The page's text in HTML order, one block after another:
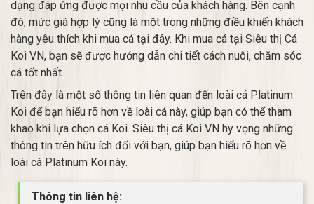
dạng đáp ứng được mọi nhu cầu của khách hàng. Bên cạnh
đó, mức giá hợp lý cũng là một trong những điều khiến khách
hàng yêu thích khi mua cá tại đây. Khi mua cá tại Siêu thị Cá
Koi VN, bạn sẽ được hướng dẫn chi tiết cách nuôi, chăm sóc
cá tốt nhất.
Trên đây là một số thông tin liên quan đến loài cá Platinum
Koi để bạn hiểu rõ hơn về loài cá này, giúp bạn có thể tham
khao khi lựa chọn cá Koi. Siêu thị cá Koi VN hy vọng những
thông tin trên hữu ích đối với bạn, giúp bạn hiểu rõ hơn về
loài cá Platinum Koi này.
Thông tin liên hệ: